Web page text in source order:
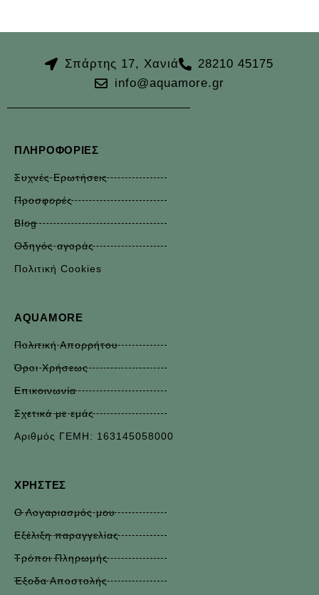
Σπάρτης 17, Χανιά
28210 45175
info@aquamore.gr
ΠΛΗΡΟΦΟΡΊΕΣ
Συχνές Ερωτήσεις
Προσφορές
Blog
Οδηγός αγοράς
Πολιτική Cookies
AQUAMORE
Πολιτική Απορρήτου
Όροι Χρήσεως
Επικοινωνία
Σχετικά με εμάς
Αριθμός ΓΕΜΗ: 163145058000
ΧΡΉΣΤΕΣ
Ο Λογαριασμός μου
Εξέλιξη παραγγελίας
Τρόποι Πληρωμής
Έξοδα Αποστολής